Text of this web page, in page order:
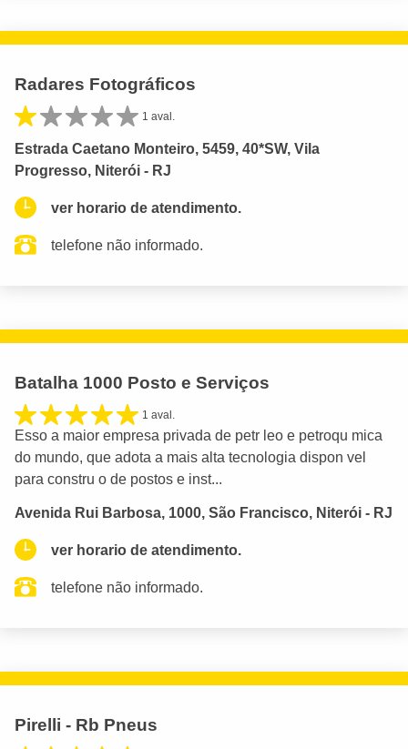
Radares Fotográficos
1 aval.
Estrada Caetano Monteiro, 5459, 40*SW, Vila
Progresso, Niterói - RJ
ver horario de atendimento.
telefone não informado.
Batalha 1000 Posto e Serviços
1 aval.
Esso a maior empresa privada de petr leo e petroqu mica
do mundo, que adota a mais alta tecnologia dispon vel
para constru o de postos e inst...
Avenida Rui Barbosa, 1000, São Francisco, Niterói - RJ
ver horario de atendimento.
telefone não informado.
Pirelli - Rb Pneus